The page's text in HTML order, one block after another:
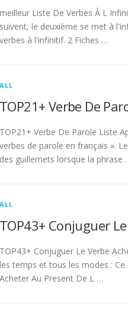
meilleur Liste De Verbes À L
suivent, le deuxième se met à
verbes à l'infinitif. 2 Fiches …
ALL
TOP21+ Verbe De
TOP21+ Verbe De Parole Liste
verbes de parole en français ».
des guillemets lorsque la phrase
ALL
TOP43+ Conjuguer
TOP43+ Conjuguer Le Verbe
les temps et tous les modes :
Acheter Au Present De L …